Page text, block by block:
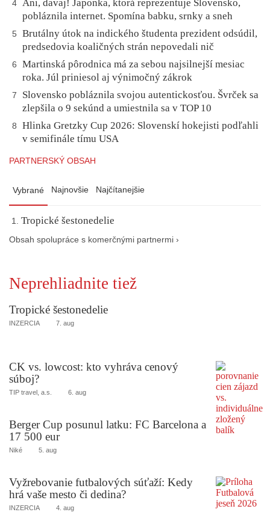
4
Ani, davaj! Japonka, ktorá reprezentuje Slovensko,
pobláznila internet. Spomína babku, srnky a sneh
5
Brutálny útok na indického študenta prezident odsúdil,
predsedovia koaličných strán nepovedali nič
6
Martinská pôrodnica má za sebou najsilnejší mesiac
roka. Júl priniesol aj výnimočný zákrok
7
Slovensko pobláznila svojou autentickosťou. Švrček sa
zlepšila o 9 sekúnd a umiestnila sa v TOP 10
8
Hlinka Gretzky Cup 2026: Slovenskí hokejisti podľahli
v semifinále tímu USA
PARTNERSKÝ OBSAH
Vybrané Najnovšie Najčítanejšie
Tropické šestonedelie
Obsah spolupráce s komerčnými partnermi ›
Neprehliadnite tiež
Tropické šestonedelie
INZERCIA 7. aug
CK vs. lowcost: kto vyhráva cenový
súboj?
TIP travel, a.s. 6. aug
Berger Cup posunul latku: FC Barcelona a
17 500 eur
Niké 5. aug
Vyžrebovanie futbalových súťaží: Kedy
hrá vaše mesto či dedina?
INZERCIA 4. aug